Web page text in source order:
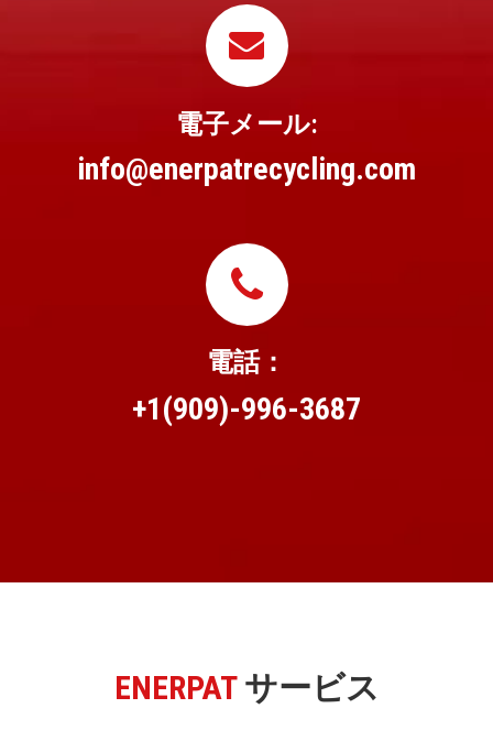
電子メール:
info@enerpatrecycling.com
電話：
+1(909)-996-3687
ENERPATサービス